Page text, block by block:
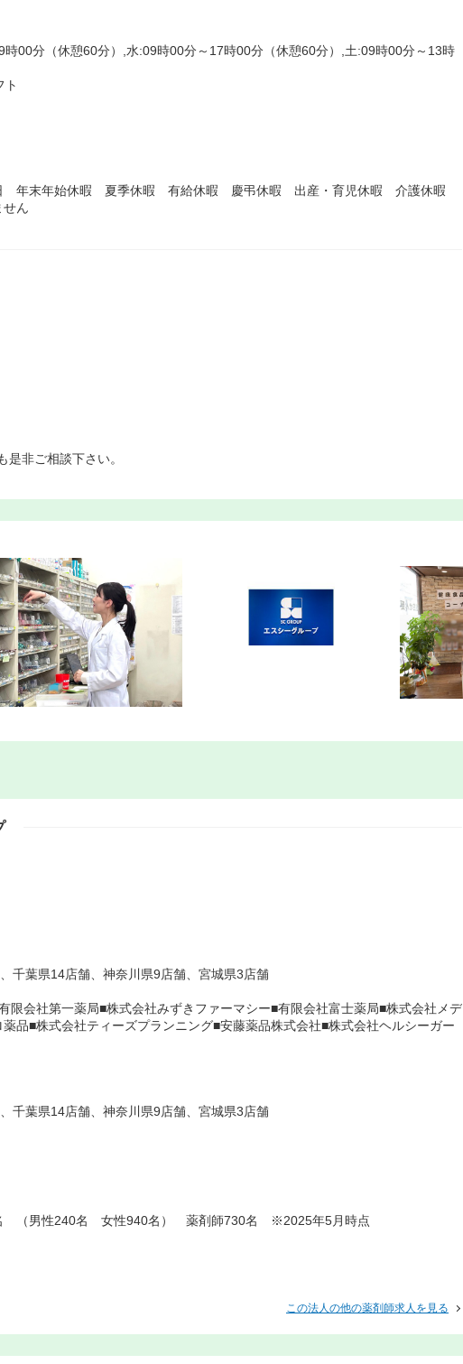
時00分（休憩60分）,水:09時00分～17時00分（休憩60分）,土:09時00分～13時
ト
年末年始休暇 夏季休暇 有給休暇 慶弔休暇 出産・育児休暇 介護休暇
せん
非ご相談下さい。
千葉県14店舗、神奈川県9店舗、宮城県3店舗
限会社第一薬局■株式会社みずきファーマシー■有限会社富士薬局■株式会社メデ
品■株式会社ティーズプランニング■安藤薬品株式会社■株式会社ヘルシーガー
千葉県14店舗、神奈川県9店舗、宮城県3店舗
名 （男性240名 女性940名） 薬剤師730名 ※2025年5月時点
この法人の他の薬剤師求人を見る